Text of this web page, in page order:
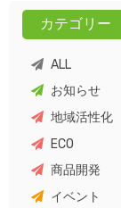
カテゴリー
ALL
お知らせ
地域活性化
ECO
商品開発
イベント